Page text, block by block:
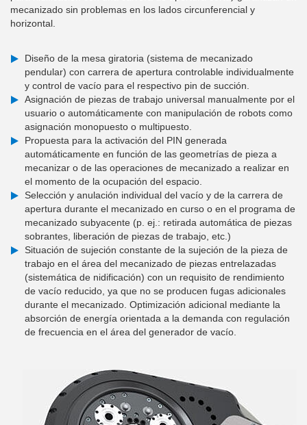
mecanizado sin problemas en los lados circunferencial y
horizontal.
Diseño de la mesa giratoria (sistema de mecanizado
pendular) con carrera de apertura controlable individualmente
y control de vacío para el respectivo pin de succión.
Asignación de piezas de trabajo universal manualmente por el
usuario o automáticamente con manipulación de robots como
asignación monopuesto o multipuesto.
Propuesta para la activación del PIN generada
automáticamente en función de las geometrías de pieza a
mecanizar o de las operaciones de mecanizado a realizar en
el momento de la ocupación del espacio.
Selección y anulación individual del vacío y de la carrera de
apertura durante el mecanizado en curso o en el programa de
mecanizado subyacente (p. ej.: retirada automática de piezas
sobrantes, liberación de piezas de trabajo, etc.)
Situación de sujeción constante de la sujeción de la pieza de
trabajo en el área del mecanizado de piezas entrelazadas
(sistemática de nidificación) con un requisito de rendimiento
de vacío reducido, ya que no se producen fugas adicionales
durante el mecanizado. Optimización adicional mediante la
absorción de energía orientada a la demanda con regulación
de frecuencia en el área del generador de vacío.